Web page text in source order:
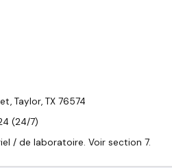
Taylor, TX 76574
(24/7)
/ de laboratoire. Voir section 7.